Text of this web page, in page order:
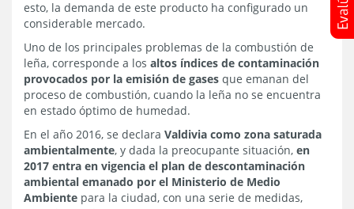
esto, la demanda de este producto ha configurado un
considerable mercado.
Uno de los principales problemas de la combustión de
leña, corresponde a los altos índices de contaminación
provocados por la emisión de gases que emanan del
proceso de combustión, cuando la leña no se encuentra
en estado óptimo de humedad.
En el año 2016, se declara Valdivia como zona saturada
ambientalmente, y dada la preocupante situación, en
2017 entra en vigencia el plan de descontaminación
ambiental emanado por el Ministerio de Medio
Ambiente para la ciudad, con una serie de medidas,